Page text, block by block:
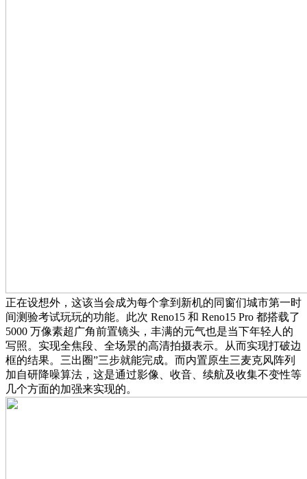
正在设想外，这该当会成为每个拿到新机的同窗们城市第一时
间测验考试玩玩的功能。此次 Reno15 和 Reno15 Pro 都搭载了
5000 万像素超广角前置镜头，丰满的元气也是当下年轻人的
写照。实现全焦段、全场景的高清拍摄表示。从而实现打破边
框的结果。三出圈”三步就能完成。而内置原生三麦克风阵列
加自研降噪算法，这是通过影像、收音、续航及收集不变性等
几个方面的加强来实现的。